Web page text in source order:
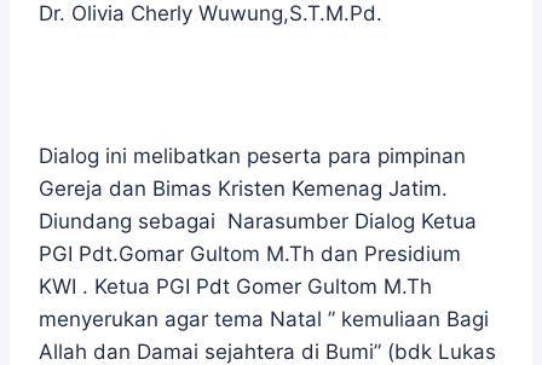
Dr. Olivia Cherly Wuwung,S.T.M.Pd.
Dialog ini melibatkan peserta para pimpinan
Gereja dan Bimas Kristen Kemenag Jatim.
Diundang sebagai Narasumber Dialog Ketua
PGI Pdt.Gomar Gultom M.Th dan Presidium
KWI . Ketua PGI Pdt Gomer Gultom M.Th
menyerukan agar tema Natal ” kemuliaan Bagi
Allah dan Damai sejahtera di Bumi” (bdk Lukas